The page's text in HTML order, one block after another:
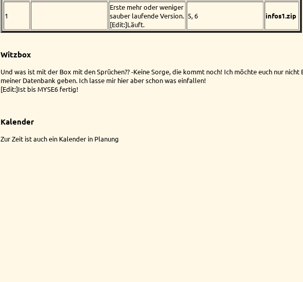
1
Erste mehr oder weniger
sauber laufende Version.
[Edit:]Läuft.
5, 6 infos1.zip
Witzbox
Und was ist mit der Box mit den Sprüchen?? -Keine Sorge, die kommt noch! Ich möchte euch nur
meiner Datenbank geben. Ich lasse mir hier aber schon was einfallen!
[Edit:]Ist bis MYSE6 fertig!
Kalender
Zur Zeit ist auch ein Kalender in Planung